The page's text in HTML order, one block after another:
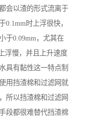
会以渣的形式流离于
0.1mm时上浮很快，
于0.09mm，尤其在
浮慢，并且上升速度
具有黏性这一特点制
用挡渣棉和过滤网就
所以挡渣棉和过滤网
段都很难替代挡渣棉